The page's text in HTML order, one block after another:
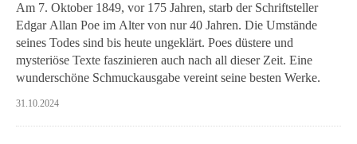
Am 7. Oktober 1849, vor 175 Jahren, starb der Schriftsteller
Edgar Allan Poe im Alter von nur 40 Jahren. Die Umstände
seines Todes sind bis heute ungeklärt. Poes düstere und
mysteriöse Texte faszinieren auch nach all dieser Zeit. Eine
wunderschöne Schmuckausgabe vereint seine besten Werke.
31.10.2024